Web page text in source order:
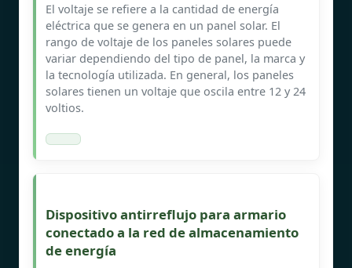
El voltaje se refiere a la cantidad de energía
eléctrica que se genera en un panel solar. El
rango de voltaje de los paneles solares puede
variar dependiendo del tipo de panel, la marca y
la tecnología utilizada. En general, los paneles
solares tienen un voltaje que oscila entre 12 y 24
voltios.
Dispositivo antirreflujo para armario
conectado a la red de almacenamiento
de energía